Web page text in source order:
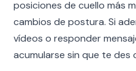
posiciones de cuello más
cambios de postura. Si
vídeos o responder
acumularse sin que te des